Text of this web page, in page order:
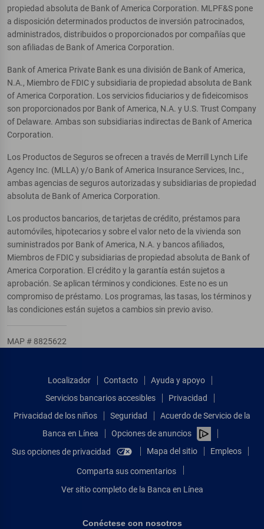
propiedad absoluta de Bank of America Corporation. MLPF&S pone
a disposición determinados productos de inversión patrocinados,
administrados, distribuidos o proporcionados por compañías que
son afiliadas de Bank of America Corporation.
Bank of America Private Bank es una división de Bank of America,
N.A., Miembro de FDIC y subsidiaria de propiedad absoluta de Bank
of America Corporation. Los servicios fiduciarios y de fideicomisos
son proporcionados por Bank of America, N.A. y U.S. Trust Company
of Delaware. Ambas son subsidiarias indirectas de Bank of America
Corporation.
Los Productos de Seguros se ofrecen a través de Merrill Lynch Life
Agency Inc. (MLLA) y/o Bank of America Insurance Services, Inc.,
ambas agencias de seguros autorizadas y subsidiarias de propiedad
absoluta de Bank of America Corporation.
Los productos bancarios, de tarjetas de crédito, préstamos para
automóviles, hipotecarios y sobre el valor neto de la vivienda son
suministrados por Bank of America, N.A. y bancos afiliados,
Miembros de FDIC y subsidiarias de propiedad absoluta de Bank of
America Corporation. El crédito y la garantía están sujetos a
aprobación. Se aplican términos y condiciones. Este no es un
compromiso de préstamo. Los programas, las tasas, los términos y
las condiciones están sujetos a cambios sin previo aviso.
MAP # 8825622
Localizador Contacto
Ayuda y apoyo
Servicios bancarios accesibles
Privacidad
Privacidad de los niños
Seguridad
Acuerdo de Servicio de la
Banca en Línea
Opciones de anuncios
Sus opciones de privacidad
Mapa del sitio Empleos
Comparta sus comentarios
Ver sitio completo de la Banca en Línea
Conéctese con nosotros